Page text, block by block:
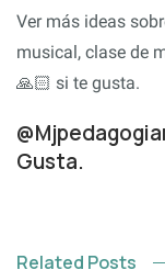
Ver más ideas
musical, clase de
🙏🏻 si te gusta.
Gusta.
Related Posts